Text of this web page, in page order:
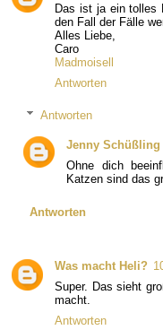
Das ist ja ein tolles
den Fall der Fälle
Alles Liebe,
Caro
Madmoisell
Antworten
Antworten
Jenny Schüßling
Ohne dich
Katzen sind das
Antworten
Was macht Heli?
Super. Das sieht
macht.
Antworten